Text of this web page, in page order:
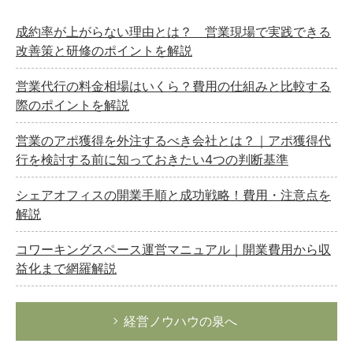
成約率が上がらない理由とは？ 営業現場で実践できる
改善策と研修のポイントを解説
営業代行の料金相場はいくら？費用の仕組みと比較する
際のポイントを解説
営業のアポ獲得を外注するべき会社とは？｜アポ獲得代
行を検討する前に知っておきたい4つの判断基準
シェアオフィスの開業手順と成功戦略！費用・注意点を
解説
コワーキングスペース運営マニュアル｜開業費用から収
益化まで網羅解説
経営ノウハウの泉へ